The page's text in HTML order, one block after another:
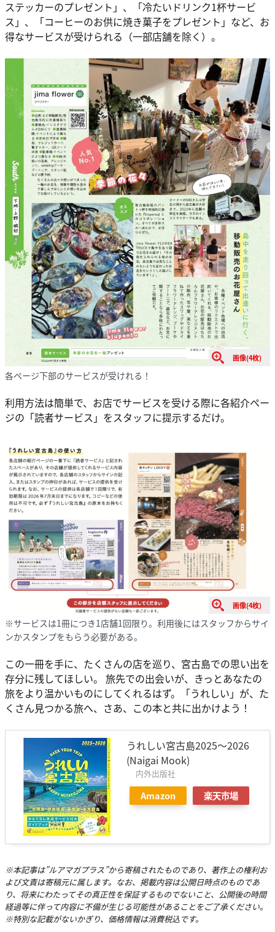
ステッカーのプレゼント」、「冷たいドリンク1杯サービ
ス」、「コーヒーのお供に焼き菓子をプレゼント」など、お
得なサービスが受けられる（一部店舗を除く）。
画像(4枚)
各ページ下部のサービスが受けれる！
利用方法は簡単で、お店でサービスを受ける際に各紹介ペー
ジの「読者サービス」をスタッフに提示するだけ。
画像(4枚)
※サービスは1冊につき1店舗1回限り。利用後にはスタッフからサイ
ンかスタンプをもらう必要がある。
この一冊を手に、たくさんの店を巡り、宮古島での思い出を
存分に残してほしい。 旅先での出会いが、きっとあなたの
旅をより温かいものにしてくれるはず。「うれしい」が、た
くさん見つかる旅へ、さあ、この本と共に出かけよう！
うれしい宮古島2025～2026
(Naigai Mook)
内外出版社
Amazon 楽天市場
※本記事は”ルアマガプラス”から寄稿されたものであり、著作上の権利お
よび文責は寄稿元に属します。なお、掲載内容は公開日時点のものであ
り、将来にわたってその真正性を保証するものでないこと、公開後の時間
経過等に伴って内容に不備が生じる可能性があることをご了承ください。
※特別な記載がないかぎり、価格情報は消費税込です。